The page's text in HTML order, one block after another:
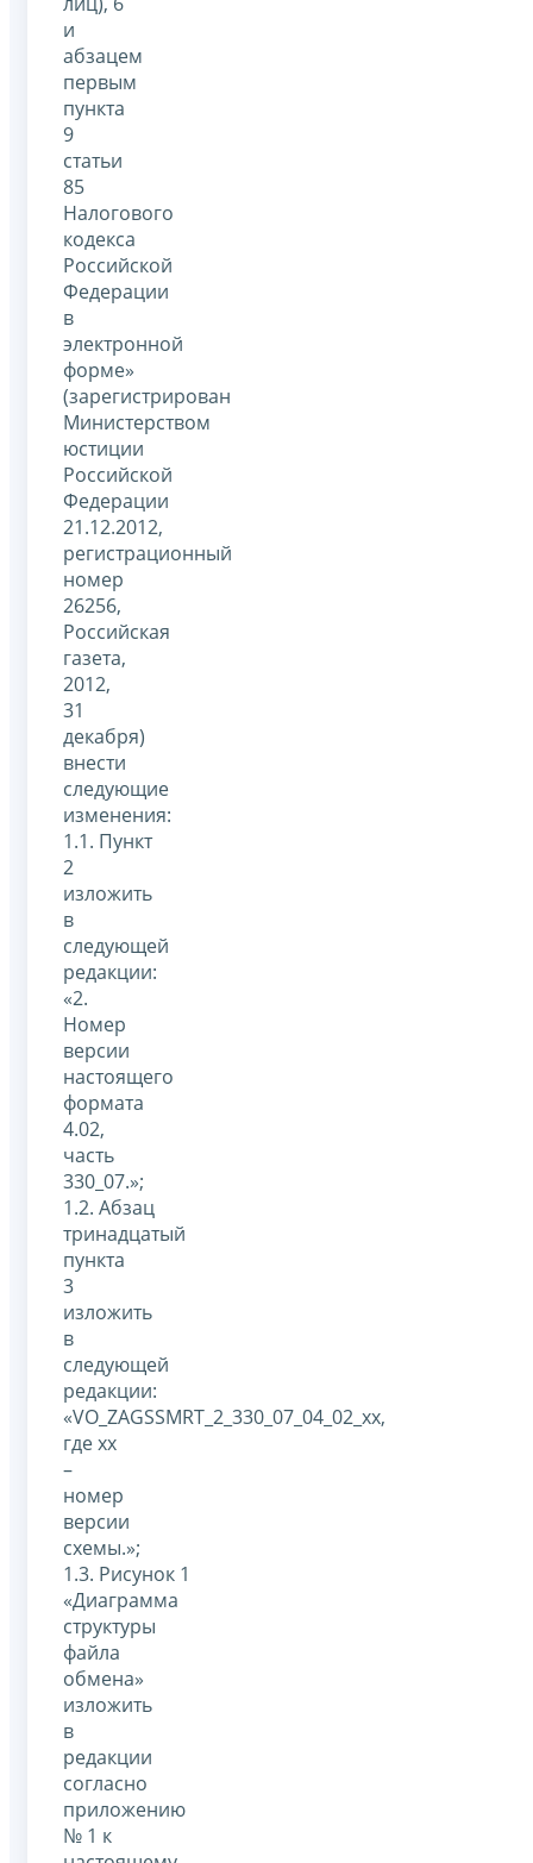
и
абзацем
первым
пункта
9
статьи
85
Налогового
кодекса
Российской
Федерации
в
электронной
форме»
(зарегистрирован
Министерством
юстиции
Российской
Федерации
21.12.2012,
регистрационный
номер
26256,
Российская
газета,
2012,
31
декабря)
внести
следующие
изменения:
1.1. Пункт
2
изложить
в
следующей
редакции:
«2.
Номер
версии
настоящего
формата
4.02,
часть
330_07.»;
1.2. Абзац
тринадцатый
пункта
3
изложить
в
следующей
редакции:
«VO_ZAGSSMRT_2_330_07_04_02_xx,
где хх
–
номер
версии
схемы.»;
1.3. Рисунок 1
«Диаграмма
структуры
файла
обмена»
изложить
в
редакции
согласно
приложению
№ 1 к